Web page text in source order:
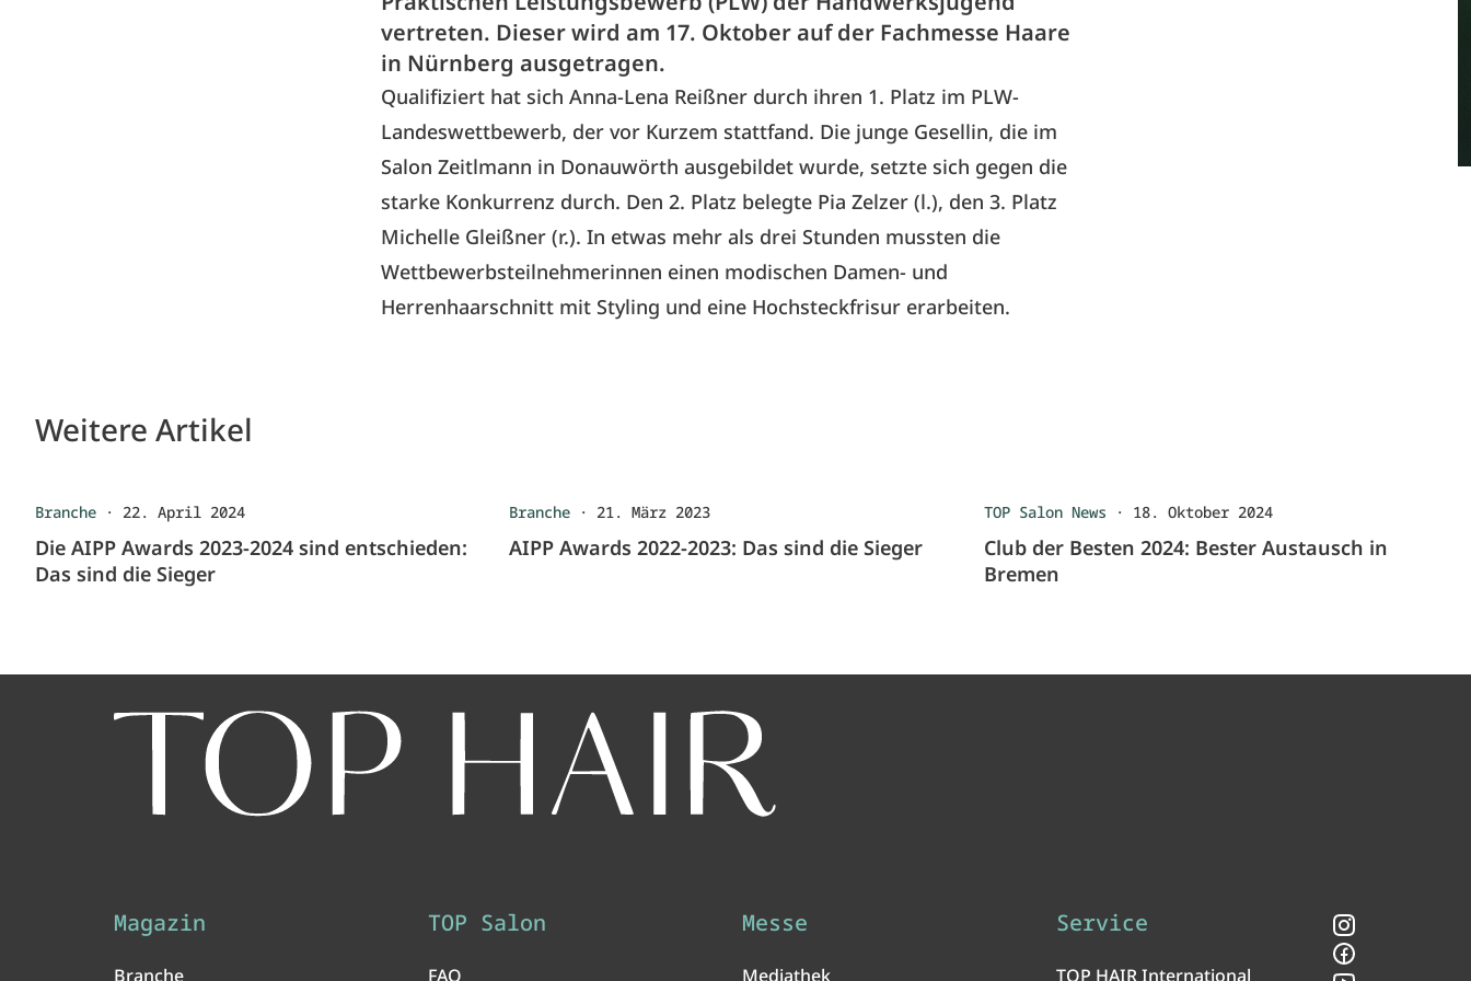
vertreten. Dieser wird am 17. Oktober auf der Fachmesse Haare
in Nürnberg ausgetragen.
Qualifiziert hat sich Anna-Lena Reißner durch ihren 1. Platz im PLW-
Landeswettbewerb, der vor Kurzem stattfand. Die junge Gesellin, die im
Salon Zeitlmann in Donauwörth ausgebildet wurde, setzte sich gegen die
starke Konkurrenz durch. Den 2. Platz belegte Pia Zelzer (l.), den 3. Platz
Michelle Gleißner (r.). In etwas mehr als drei Stunden mussten die
Wettbewerbsteilnehmerinnen einen modischen Damen- und
Herrenhaarschnitt mit Styling und eine Hochsteckfrisur erarbeiten.
Weitere Artikel
Branche · 22. April 2024
Die AIPP Awards 2023-2024 sind entschieden:
Das sind die Sieger
Branche · 21. März 2023
AIPP Awards 2022-2023: Das sind die Sieger
TOP Salon News · 18. Oktober 2024
Club der Besten 2024: Bester Austausch in
Bremen
Magazin
Branche
TOP Salon
FAQ
Messe
Mediathek
Service
TOP HAIR International